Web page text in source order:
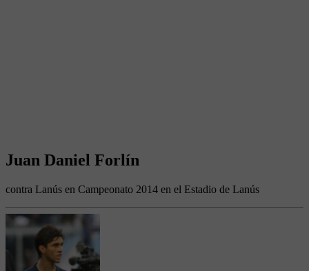
Juan Daniel Forlín
contra Lanús en Campeonato 2014 en el Estadio de Lanús